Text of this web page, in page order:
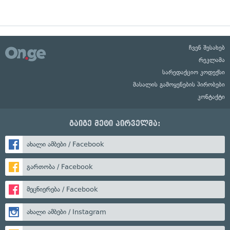
ჩვენ შესახებ
რეკლამა
სარედაქციო კოდექსი
მასალის გამოყენების პირობები
კონტაქტი
გაიგე მეტი პირველმა:
ახალი ამბები / Facebook
გართობა / Facebook
მეცნიერება / Facebook
ახალი ამბები / Instagram